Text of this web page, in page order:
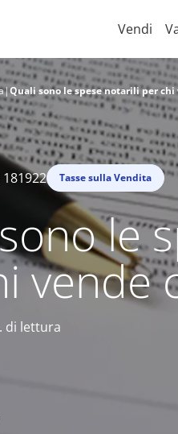
Vendi
|Quali sono le spese notarili per chi
Tasse sulla Vendita
le
vende
di lettura